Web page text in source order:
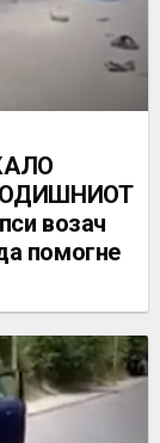
возач
помогне